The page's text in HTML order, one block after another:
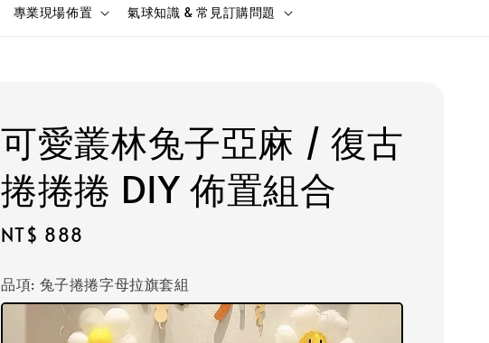
專業現場佈置 氣球知識 & 常見訂購問題
可愛叢林兔子亞麻 / 復古
捲捲捲 DIY 佈置組合
Regular
NT$ 888
品項: 兔子捲捲字母拉旗套組